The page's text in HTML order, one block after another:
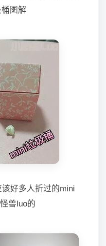
图解
好多人折过的mini
兽luo的